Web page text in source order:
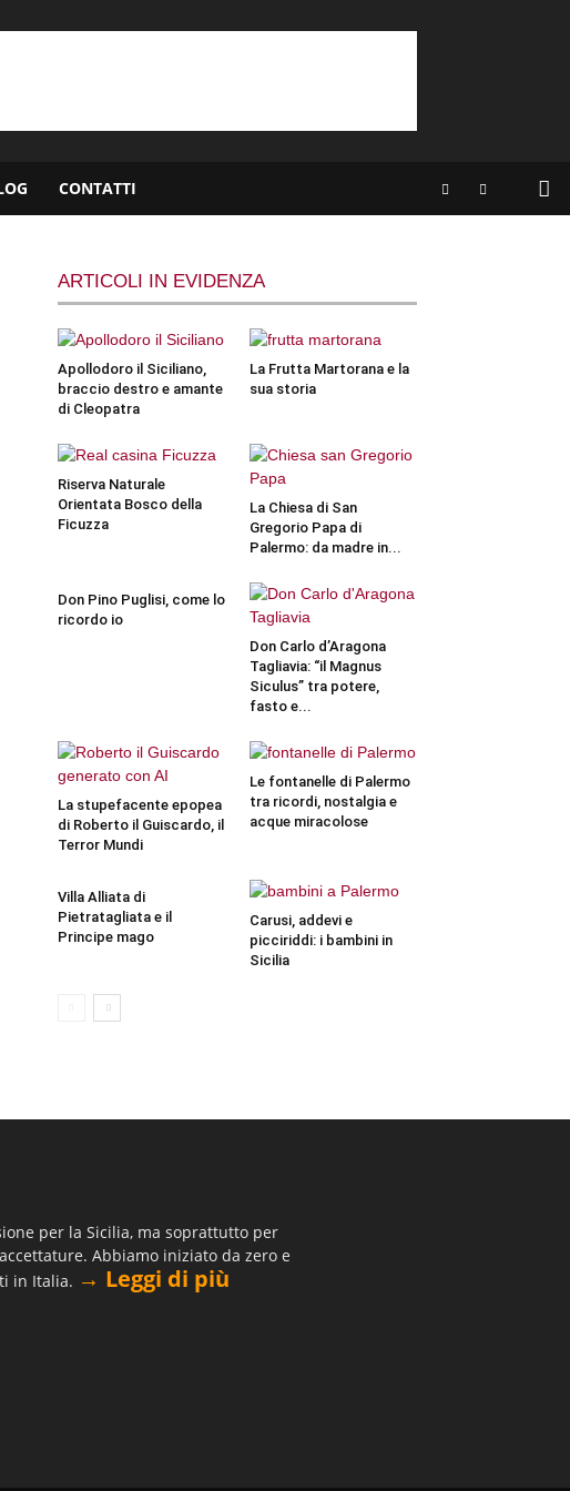
CONTATTI
ARTICOLI IN EVIDENZA
Apollodoro il Siciliano,
braccio destro e amante
di Cleopatra
La Frutta Martorana e la
sua storia
Riserva Naturale
Orientata Bosco della
Ficuzza
La Chiesa di San
Gregorio Papa di
Palermo: da madre in...
Don Pino Puglisi, come lo
ricordo io
Don Carlo d’Aragona
Tagliavia: “il Magnus
Siculus” tra potere,
fasto e...
La stupefacente epopea
di Roberto il Guiscardo, il
Terror Mundi
Le fontanelle di Palermo
tra ricordi, nostalgia e
acque miracolose
Villa Alliata di
Pietratagliata e il
Principe mago
Carusi, addevi e
picciriddi: i bambini in
Sicilia
per la Sicilia, ma soprattutto per
Abbiamo iniziato da zero e
in Italia. → Leggi di più